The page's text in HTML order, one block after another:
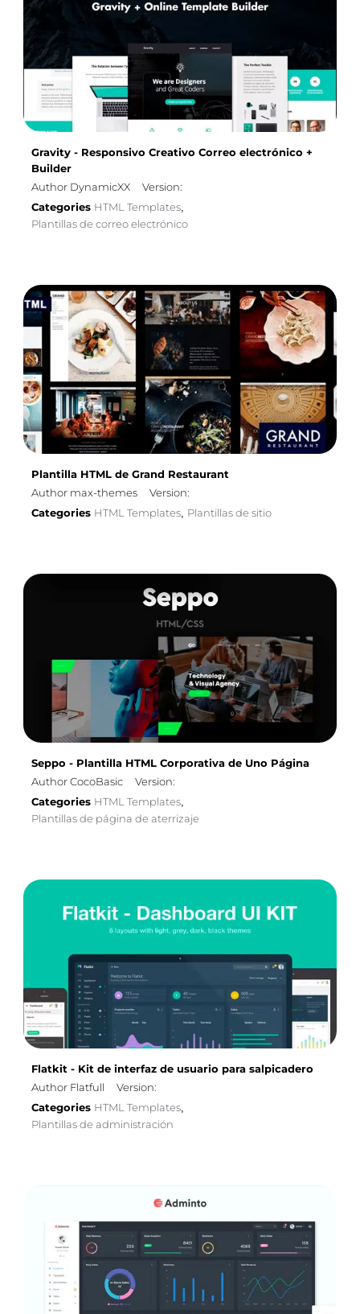
Gravity - Responsivo Creativo Correo electrónico +
Builder
Author DynamicXX
Version:
Categories HTML Templates,
Plantillas de correo electrónico
Plantilla HTML de Grand Restaurant
Author max-themes
Version:
Categories HTML Templates, Plantillas de sitio
Seppo - Plantilla HTML Corporativa de Uno Página
Author CocoBasic
Version:
Categories HTML Templates,
Plantillas de página de aterrizaje
Flatkit - Kit de interfaz de usuario para salpicadero
Author Flatfull
Version:
Categories HTML Templates,
Plantillas de administración